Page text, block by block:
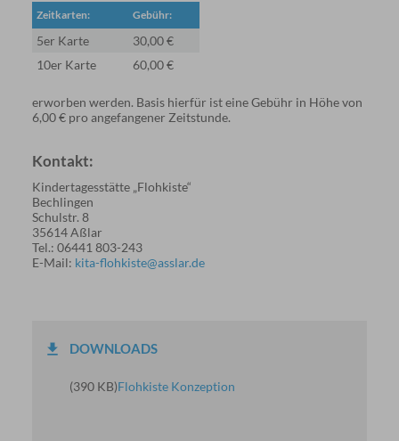
Zeitkarten: Gebühr:
5er Karte
30,00 €
10er Karte
60,00 €
erworben werden. Basis hierfür ist eine Gebühr in Höhe von
6,00 € pro angefangener Zeitstunde.
Kontakt:
Kindertagesstätte „Flohkiste“
Bechlingen
Schulstr. 8
35614 Aßlar
Tel.: 06441 803-243
E-Mail: kita-flohkiste@asslar.de
DOWNLOADS
(390 KB)Flohkiste Konzeption